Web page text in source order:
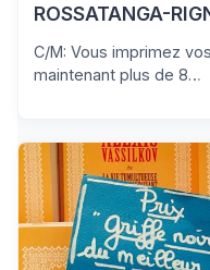
ROSSATANGA-
C/M: Vous imprimez
maintenant plus de 8…